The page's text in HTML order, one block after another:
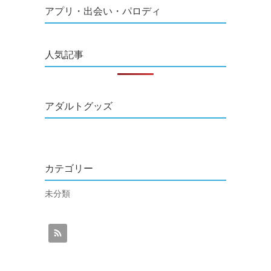
アプリ・出会い・パロディ
人気記事
アダルトグッズ
カテゴリー
未分類